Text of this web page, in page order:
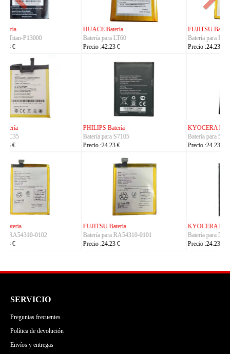
FUJITSU Batería
Batería para RA07503-1091
Precio :24.23 €
FUJITSU Batería
Batería para RA07504-1091
Precio :24.23 €
KYOCERA Batería
Batería para 5AAXBT134JAA
Precio :24.23 €
KYOCERA Batería
Batería para 5AAXBT113JAA
Precio :24.23 €
KYOCERA Batería
Batería para 5AAXBT155
Precio :24.23 €
ACE Batería
Batería para BAS022
Precio :24.23 €
SERVICIO
Preguntas frecuentes
Política de devolución
Envíos y entregas